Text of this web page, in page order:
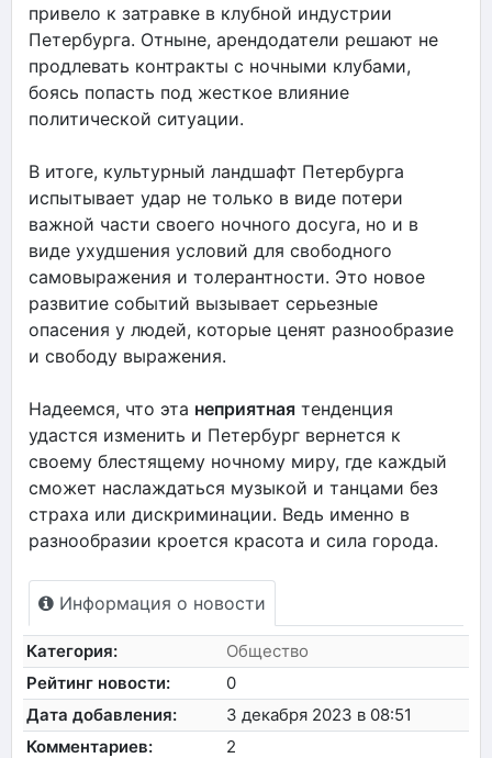
привело к затравке в клубной индустрии
Петербурга. Отныне, арендодатели решают не
продлевать контракты с ночными клубами,
боясь попасть под жесткое влияние
политической ситуации.
В итоге, культурный ландшафт Петербурга
испытывает удар не только в виде потери
важной части своего ночного досуга, но и в
виде ухудшения условий для свободного
самовыражения и толерантности. Это новое
развитие событий вызывает серьезные
опасения у людей, которые ценят разнообразие
и свободу выражения.
Надеемся, что эта неприятная тенденция
удастся изменить и Петербург вернется к
своему блестящему ночному миру, где каждый
сможет наслаждаться музыкой и танцами без
страха или дискриминации. Ведь именно в
разнообразии кроется красота и сила города.
Информация о новости
Категория:
Общество
Рейтинг новости:
0
Дата добавления:
3 декабря 2023 в 08:51
Комментариев:
2